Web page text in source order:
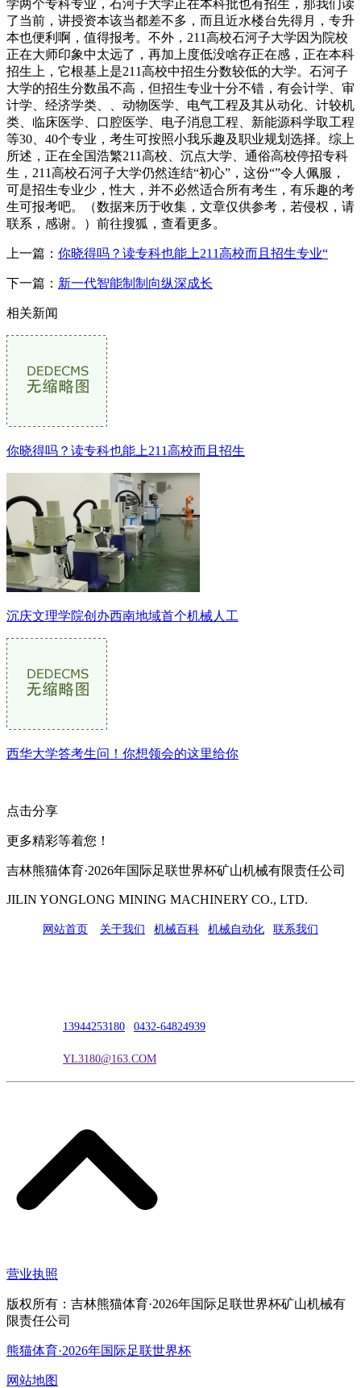
学两个专科专业，石河子大学正在本科批也有招生，那我们读
了当前，讲授资本该当都差不多，而且近水楼台先得月，专升
本也便利啊，值得报考。不外，211高校石河子大学因为院校
正在大师印象中太远了，再加上度低没啥存正在感，正在本科
招生上，它根基上是211高校中招生分数较低的大学。石河子
大学的招生分数虽不高，但招生专业十分不错，有会计学、审
计学、经济学类、、动物医学、电气工程及其从动化、计较机
类、临床医学、口腔医学、电子消息工程、新能源科学取工程
等30、40个专业，考生可按照小我乐趣及职业规划选择。综上
所述，正在全国浩繁211高校、沉点大学、通俗高校停招专科
生，211高校石河子大学仍然连结“初心”，这份“”令人佩服，
可是招生专业少，性大，并不必然适合所有考生，有乐趣的考
生可报考吧。（数据来历于收集，文章仅供参考，若侵权，请
联系，感谢。）前往搜狐，查看更多。
上一篇： 你晓得吗？读专科也能上211高校而且招生专业“
下一篇： 新一代智能制制向纵深成长
相关新闻
你晓得吗？读专科也能上211高校而且招生
沉庆文理学院创办西南地域首个机械人工
西华大学答考生问！你想领会的这里给你
点击分享
更多精彩等着您！
吉林熊猫体育·2026年国际足联世界杯矿山机械有限责任公司
JILIN YONGLONG MINING MACHINERY CO., LTD.
网站首页 关于我们 机械百科 机械自动化 联系我们
13944253180 0432-64824939
YL3180@163.COM
营业执照
版权所有：吉林熊猫体育·2026年国际足联世界杯矿山机械有
限责任公司
熊猫体育·2026年国际足联世界杯
网站地图